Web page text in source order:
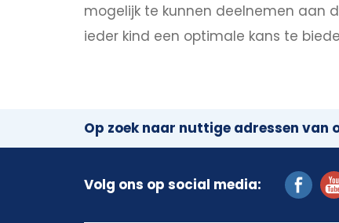
mogelijk te kunnen deelnemen aan
ieder kind een optimale kans te
Op zoek naar nuttige adressen
Volg ons op social media: